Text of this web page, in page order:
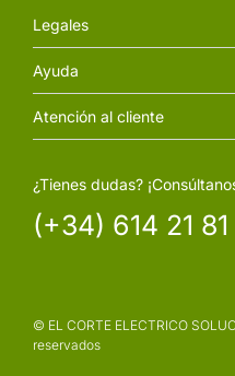
Legales
Ayuda
Atención al cliente
¿Tienes dudas?
(+34) 614 21
© EL CORTE ELECTRICO
reservados